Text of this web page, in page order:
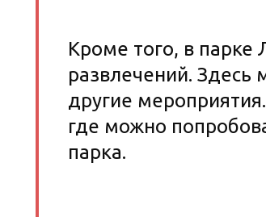
Кроме того, в парке
развлечений. Здесь
другие
где можно
парка.